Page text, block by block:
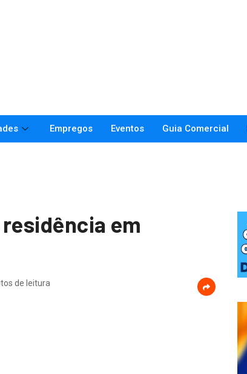
Empregos Eventos Guia Comercial
em
de leitura